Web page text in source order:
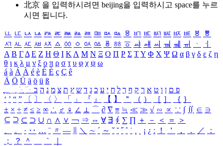
北京 을 입력하시려면 beijing을 입력하시고 space를 누르
시면 됩니다.
ㅥ ㅦ ㅧ ㅨ ㅩ ㅪ ㅫ ㅬ ㅭ ㅮ ㅯ ㅰ ㅱ ㅲ ㅳ ㅴ ㅵ ㅶ ㅷ ㅸ
ㅹ
ㅺ ㅻ ㅼ ㅽ ㅾ ㅿ ㆀ ㆁ ㆂ ㆃ ㆄ ㆅ ㆆ ㆇ ㆈ ㆉ ㆊ ㆋ ㆌ ㆍ
ㆎ
Α Β ΓΔ Ε Ζ Η Θ Ι ΚΛ Μ Ν Ξ Ο Π Ρ Σ ΤΥ Φ Χ Ψ Ω α β γ δ ε ζ η
θ ι κ λ μ ν ξ ο π ρ σ τ υ φ χ ψ ω
á à Á À é è É È ç Ç ê
Ä Ö Ü ä ö ü ß
ִֶֹ ֻּ ׁׂ פ ם ן ו ט א ר ק ף ך ל ח י ע כ ג ד ש ץ ת צ מ נ ה ב
‘ ’ “ ” 〔 〕 〈 〉 「 」 『 』 【 】 ＂ （ ） ［ ］ ｛ ｝
± × ÷ ≠ ≤ ≥ ∞ ∴ ♂ ♀ ∠ ⊥ ⌒ ∂ ∇ ≡ ≒ ≪ ≫ √ ∽ ∝ ∵ ∫ ∬ ∈ ∋
⊆ ⊇ ⊂ ⊃ ∪ ∩ ∧ ∨ ￢ ⇒ ⇔ ∀ ∃ ∮ ∑ ∏ ＋ － ＜ ＝
＞
、
。 · ‥ … ¨ 〃 ― ＼ ∼ ´ ～ ˇ ˘ ˝ ˚ ˙ ¸ ¡ ¿ ː ！ ＇ ， ． ／
：
；
？ ＾ ｀